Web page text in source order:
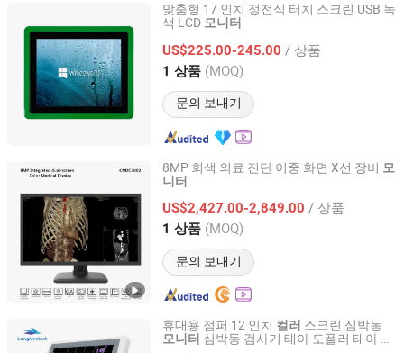
맞춤형 17 인치 정전식 터치 스크린 USB 녹
색 LCD 모니터
US$225.00-245.00 / 상품
1 상품 (MOQ)
문의 보내기
Dongguan Cjtouch Electronic Co., Ltd.
Guangdong, China 이후 2018
8MP 회색 의료 진단 이중 화면 X선 장비 모
니터
US$2,427.00-2,849.00 / 상품
1 상품 (MOQ)
문의 보내기
Guangdong, China 이후 2022
휴대용 점퍼 12 인치 컬러 스크린 심박동
모니터 심박동 검사기 태아 도플러 태아
Nanjing Long Medical Technology Co., Ltd.